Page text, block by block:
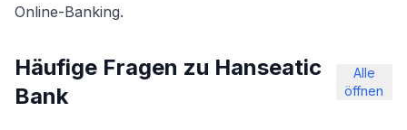
Online-Banking.
Häufige Fragen zu Hanseatic
Bank
Alle
öffnen